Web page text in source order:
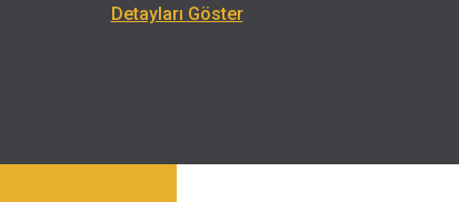
Detayları Göster